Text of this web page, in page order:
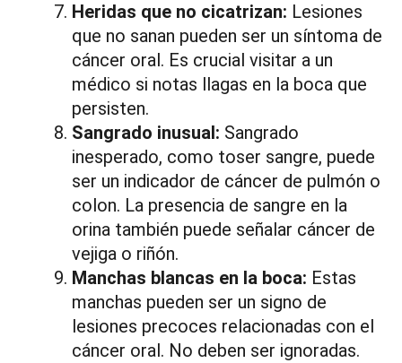
Heridas que no cicatrizan: Lesiones
que no sanan pueden ser un síntoma de
cáncer oral. Es crucial visitar a un
médico si notas llagas en la boca que
persisten.
Sangrado inusual: Sangrado
inesperado, como toser sangre, puede
ser un indicador de cáncer de pulmón o
colon. La presencia de sangre en la
orina también puede señalar cáncer de
vejiga o riñón.
Manchas blancas en la boca: Estas
manchas pueden ser un signo de
lesiones precoces relacionadas con el
cáncer oral. No deben ser ignoradas.